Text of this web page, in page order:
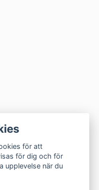
för att
för dig och för
upplevelse när du